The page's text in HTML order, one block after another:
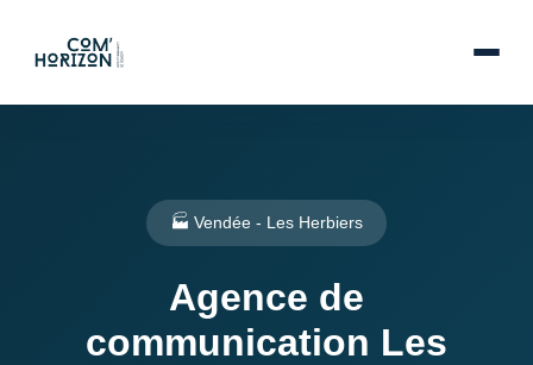
🏭 Vendée - Les Herbiers
Agence de
communication Les